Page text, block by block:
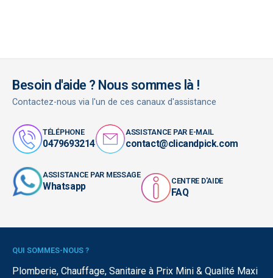
Besoin d'aide ? Nous sommes là !
Contactez-nous via l'un de ces canaux d'assistance
TÉLÉPHONE
0479693214
ASSISTANCE PAR E-MAIL
contact@clicandpick.com
ASSISTANCE PAR MESSAGE
Whatsapp CENTRE D'AIDE
FAQ
QUI SOMMES-NOUS ?
Plomberie, Chauffage, Sanitaire à Prix Mini & Qualité Maxi